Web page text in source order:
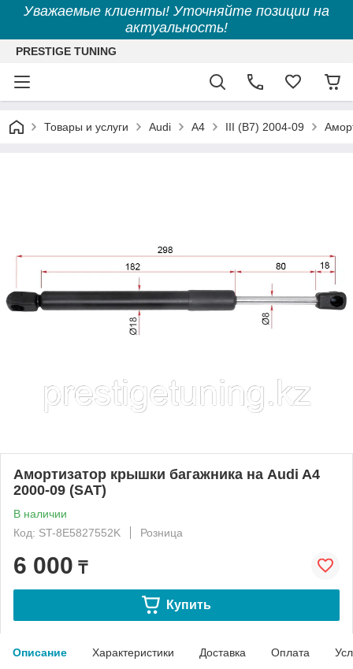
Уважаемые клиенты! Уточняйте позиции на
актуальность!
PRESTIGE TUNING
Товары и услуги Audi A4 III (B7) 2004-09
Амортизатор крышки багажника на Audi A4
2000-09 (SAT)
В наличии
Код: ST-8E5827552K
Розница
6 000 ₸
Купить
Описание Характеристики Доставка Оплата